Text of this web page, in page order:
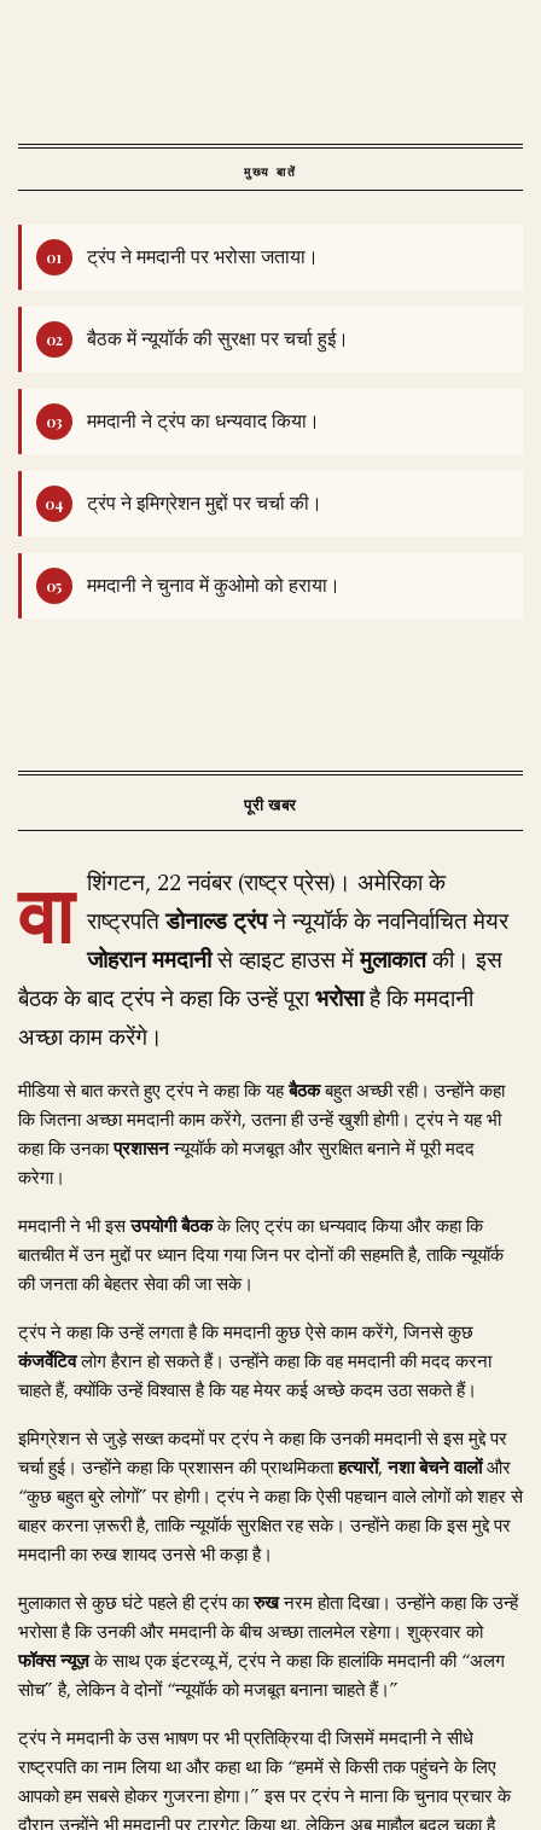
मुख्य बातें
ट्रंप ने ममदानी पर भरोसा जताया।
बैठक में न्यूयॉर्क की सुरक्षा पर चर्चा हुई।
ममदानी ने ट्रंप का धन्यवाद किया।
ट्रंप ने इमिग्रेशन मुद्दों पर चर्चा की।
ममदानी ने चुनाव में कुओमो को हराया।
वा शिंगटन, 22 नवंबर (राष्ट्र प्रेस)। अमेरिका के
राष्ट्रपतिडोनाल्ड ट्रंपने न्यूयॉर्क के नवनिर्वाचित मेयर
जोहरान ममदानीसे व्हाइट हाउस मेंमुलाकातकी। इस
बैठक के बाद ट्रंप ने कहा कि उन्हें पूराभरोसाहै कि ममदानी
अच्छा काम करेंगे।
मीडिया से बात करते हुए ट्रंप ने कहा कि यहबैठकबहुत अच्छी रही। उन्होंने कहा
कि जितना अच्छा ममदानी काम करेंगे, उतना ही उन्हें खुशी होगी। ट्रंप ने यह भी
कहा कि उनकाप्रशासनन्यूयॉर्क को मजबूत और सुरक्षित बनाने में पूरी मदद
करेगा।
ममदानी ने भी इसउपयोगी बैठकके लिए ट्रंप का धन्यवाद किया और कहा कि
बातचीत में उन मुद्दों पर ध्यान दिया गया जिन पर दोनों की सहमति है, ताकि न्यूयॉर्क
की जनता की बेहतर सेवा की जा सके।
ट्रंप ने कहा कि उन्हें लगता है कि ममदानी कुछ ऐसे काम करेंगे, जिनसे कुछ
कंजर्वेटिवलोग हैरान हो सकते हैं। उन्होंने कहा कि वह ममदानी की मदद करना
चाहते हैं, क्योंकि उन्हें विश्वास है कि यह मेयर कई अच्छे कदम उठा सकते हैं।
इमिग्रेशन से जुड़े सख्त कदमों पर ट्रंप ने कहा कि उनकी ममदानी से इस मुद्दे पर
चर्चा हुई। उन्होंने कहा कि प्रशासन की प्राथमिकताहत्यारों,नशा बेचने वालोंऔर
“कुछ बहुत बुरे लोगों” पर होगी। ट्रंप ने कहा कि ऐसी पहचान वाले लोगों को शहर से
बाहर करना ज़रूरी है, ताकि न्यूयॉर्क सुरक्षित रह सके। उन्होंने कहा कि इस मुद्दे पर
ममदानी का रुख शायद उनसे भी कड़ा है।
मुलाकात से कुछ घंटे पहले ही ट्रंप कारुखनरम होता दिखा। उन्होंने कहा कि उन्हें
भरोसा है कि उनकी और ममदानी के बीच अच्छा तालमेल रहेगा। शुक्रवार को
फॉक्स न्यूज़के साथ एक इंटरव्यू में, ट्रंप ने कहा कि हालांकि ममदानी की “अलग
सोच” है, लेकिन वे दोनों “न्यूयॉर्क को मजबूत बनाना चाहते हैं।”
ट्रंप ने ममदानी के उस भाषण पर भी प्रतिक्रिया दी जिसमें ममदानी ने सीधे
राष्ट्रपति का नाम लिया था और कहा था कि “हममें से किसी तक पहुंचने के लिए
आपको हम सबसे होकर गुजरना होगा।” इस पर ट्रंप ने माना कि चुनाव प्रचार के